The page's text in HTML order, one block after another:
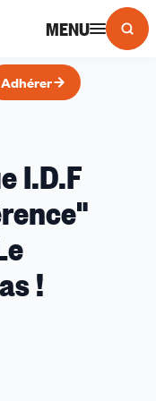
MENU
Adhérer
I.D.F
!